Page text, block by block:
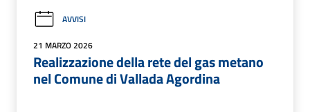
AVVISI
21 MARZO 2026
Realizzazione della rete del gas metano
nel Comune di Vallada Agordina